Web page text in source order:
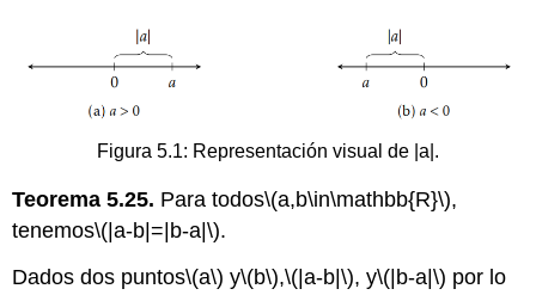
Figura 5.1: Representación visual de |a|.
Teorema 5.25. Para todos\(a,b\in\mathbb{R}\),
tenemos\(|a-b|=|b-a|\).
Dados dos puntos\(a\) y\(b\),\(|a-b|\), y\(|b-a|\) por lo